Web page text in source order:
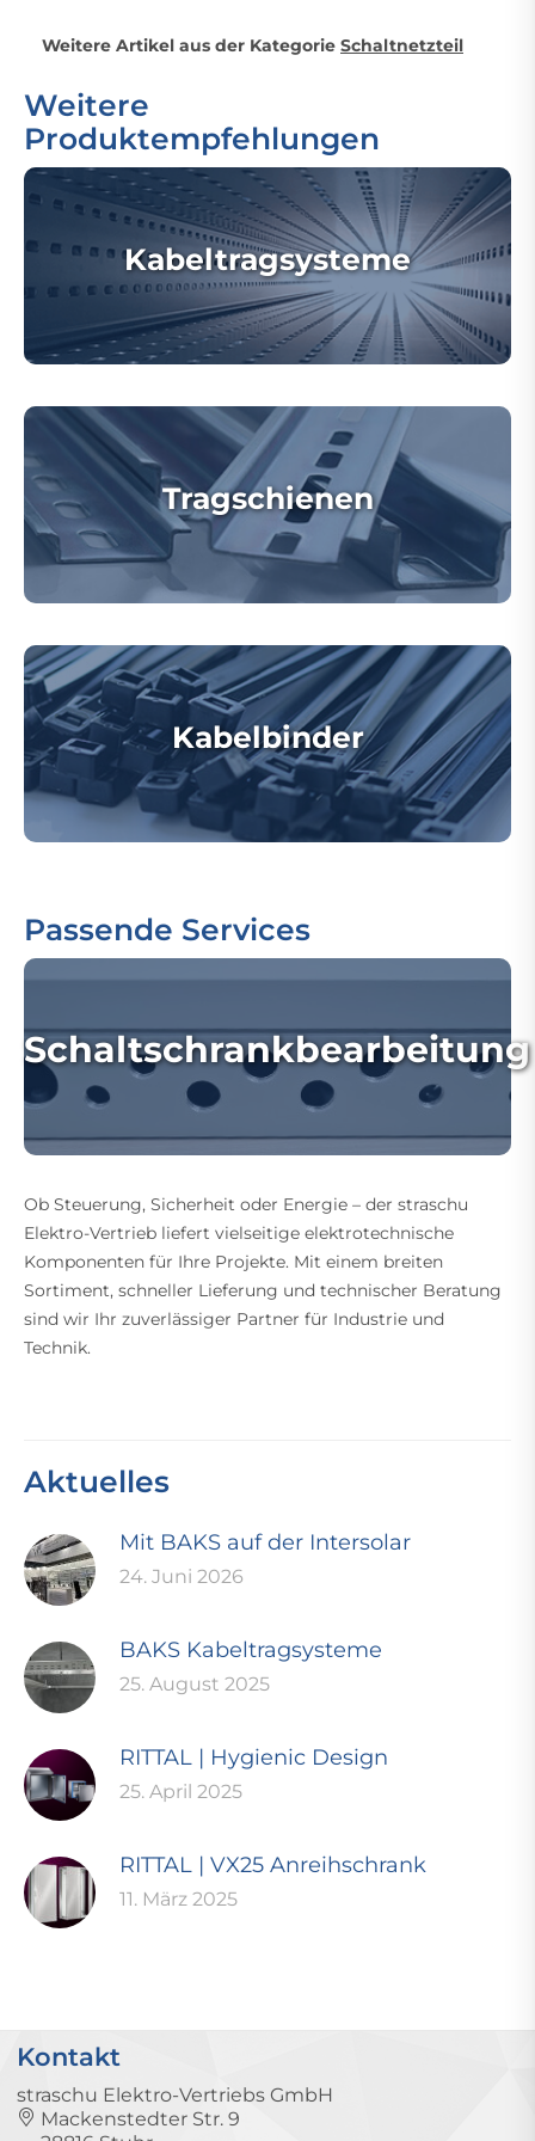
Weitere Artikel aus der Kategorie Schaltnetzteil
Weitere
Produktempfehlungen
Kabeltragsysteme
Tragschienen
Kabelbinder
Passende Services
Schaltschrankbearbeitung
Ob Steuerung, Sicherheit oder Energie – der straschu
Elektro-Vertrieb liefert vielseitige elektrotechnische
Komponenten für Ihre Projekte. Mit einem breiten
Sortiment, schneller Lieferung und technischer Beratung
sind wir Ihr zuverlässiger Partner für Industrie und
Technik.
Aktuelles
Mit BAKS auf der Intersolar
24. Juni 2026
BAKS Kabeltragsysteme
25. August 2025
RITTAL | Hygienic Design
25. April 2025
RITTAL | VX25 Anreihschrank
11. März 2025
Kontakt
straschu Elektro-Vertriebs GmbH
Mackenstedter Str. 9